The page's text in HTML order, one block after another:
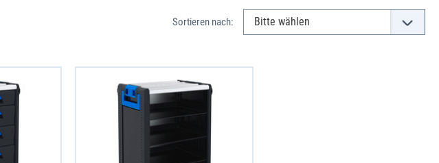
Sortieren nach: